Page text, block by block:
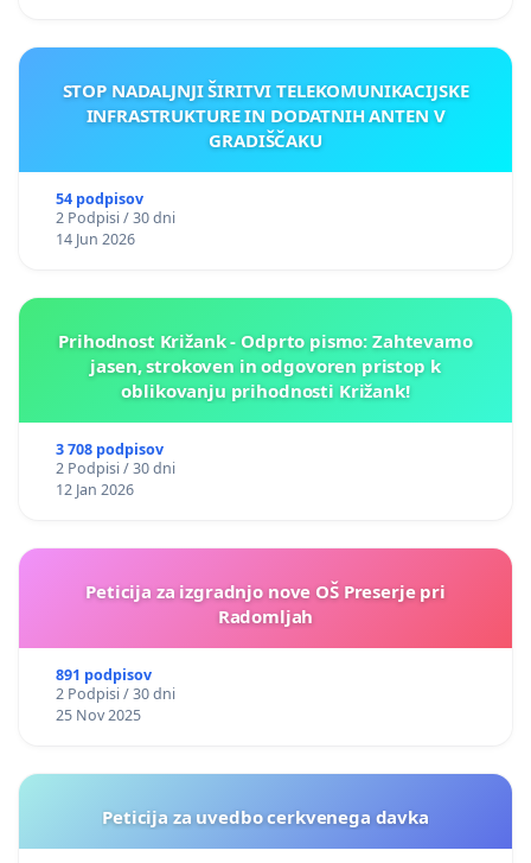
STOP NADALJNJI ŠIRITVI TELEKOMUNIKACIJSKE
INFRASTRUKTURE IN DODATNIH ANTEN V
GRADIŠČAKU
54 podpisov
2 Podpisi / 30 dni
14 Jun 2026
Prihodnost Križank - Odprto pismo: Zahtevamo
jasen, strokoven in odgovoren pristop k
oblikovanju prihodnosti Križank!
3 708 podpisov
2 Podpisi / 30 dni
12 Jan 2026
Peticija za izgradnjo nove OŠ Preserje pri
Radomljah
891 podpisov
2 Podpisi / 30 dni
25 Nov 2025
Peticija za uvedbo cerkvenega davka